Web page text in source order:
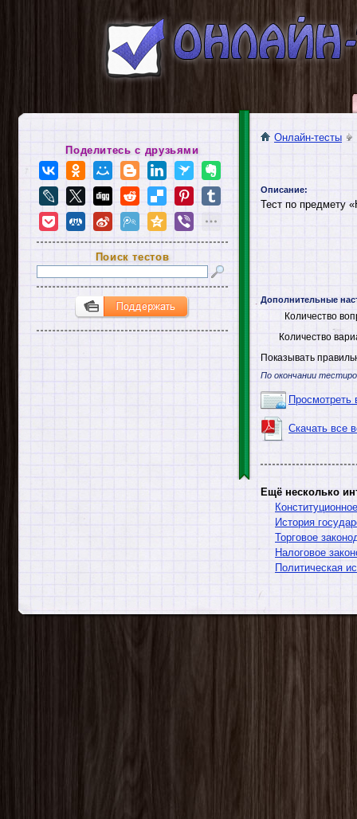
Онлайн-тесты
Описание:
Тест по предмету
Дополнительные
Количество
Количество
Показывать
По окончании
Просмотреть
Скачать все
Ещё несколько
История
Торговое
Налоговое
Политическая
Поделитесь с друзьями
Поиск тестов